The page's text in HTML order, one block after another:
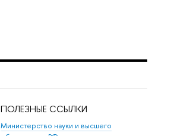
ПОЛЕЗНЫЕ ССЫЛКИ
Министерство науки и высшего